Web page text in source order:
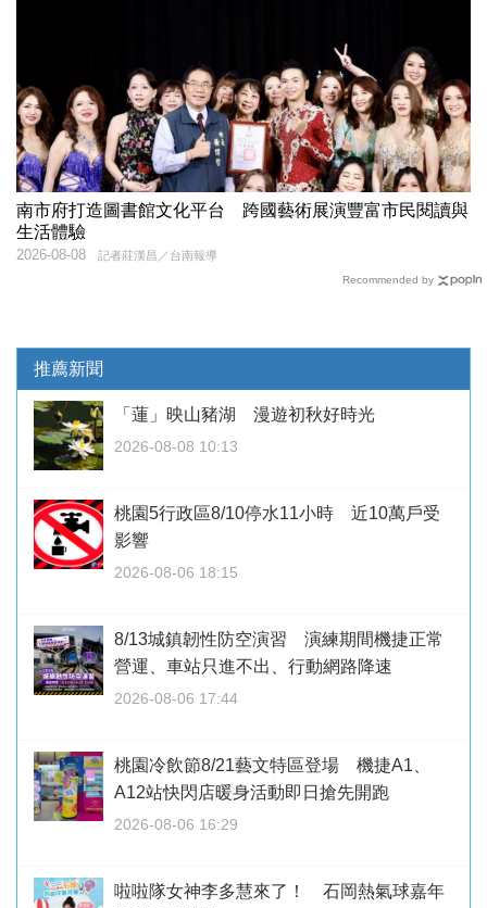
南市府打造圖書館文化平台 跨國藝術展演豐富市民閱讀與
生活體驗
記者莊漢昌／台南報導
2026-08-08
Recommended by
推薦新聞
「蓮」映山豬湖 漫遊初秋好時光
2026-08-08 10:13
桃園5行政區8/10停水11小時 近10萬戶受
影響
2026-08-06 18:15
8/13城鎮韌性防空演習 演練期間機捷正常
營運、車站只進不出、行動網路降速
2026-08-06 17:44
桃園冷飲節8/21藝文特區登場 機捷A1、
A12站快閃店暖身活動即日搶先開跑
2026-08-06 16:29
啦啦隊女神李多慧來了！ 石岡熱氣球嘉年